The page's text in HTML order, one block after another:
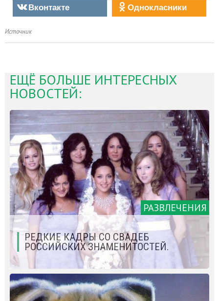
Вконтакте
Однокласники
Источник
ЕЩЁ БОЛЬШЕ ИНТЕРЕСНЫХ
НОВОСТЕЙ:
РАЗВЛЕЧЕНИЯ
РЕДКИЕ КАДРЫ СО СВАДЕБ
РОССИЙСКИХ ЗНАМЕНИТОСТЕЙ.